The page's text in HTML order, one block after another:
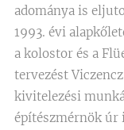
adománya is
1993. évi
a kolostor és a
tervezést
kivitelezési
építészmérnök úr